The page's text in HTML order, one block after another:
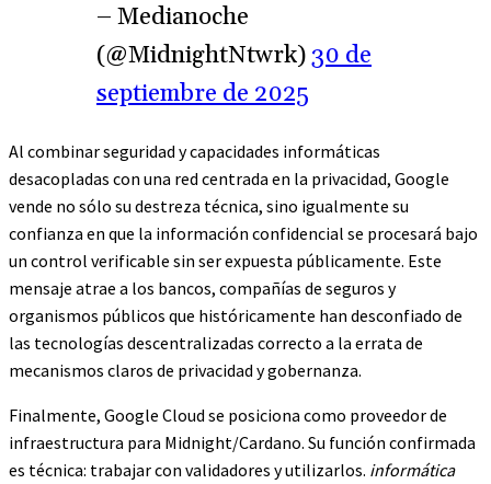
– Medianoche
(@MidnightNtwrk)30 de
septiembre de 2025
Al combinar seguridad y capacidades informáticas
desacopladas con una red centrada en la privacidad, Google
vende no sólo su destreza técnica, sino igualmente su
confianza en que la información confidencial se procesará bajo
un control verificable sin ser expuesta públicamente. Este
mensaje atrae a los bancos, compañías de seguros y
organismos públicos que históricamente han desconfiado de
las tecnologías descentralizadas correcto a la errata de
mecanismos claros de privacidad y gobernanza.
Finalmente, Google Cloud se posiciona como proveedor de
infraestructura para Midnight/Cardano. Su función confirmada
es técnica: trabajar con validadores y utilizarlos. informática